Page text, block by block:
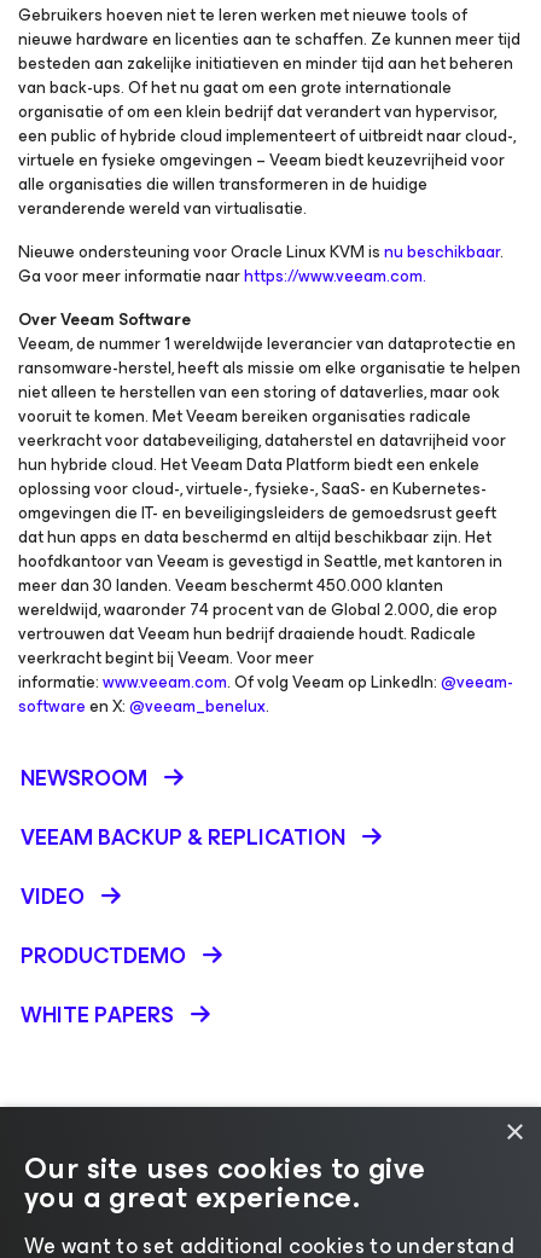
Gebruikers hoeven niet te leren werken met nieuwe tools of
nieuwe hardware en licenties aan te schaffen. Ze kunnen meer tijd
besteden aan zakelijke initiatieven en minder tijd aan het beheren
van back-ups. Of het nu gaat om een grote internationale
organisatie of om een klein bedrijf dat verandert van hypervisor,
een public of hybride cloud implementeert of uitbreidt naar cloud-,
virtuele en fysieke omgevingen – Veeam biedt keuzevrijheid voor
alle organisaties die willen transformeren in de huidige
veranderende wereld van virtualisatie.
Nieuwe ondersteuning voor Oracle Linux KVM isnu beschikbaar.
Ga voor meer informatie naarhttps://www.veeam.com.
Over Veeam Software
Veeam, de nummer 1 wereldwijde leverancier van dataprotectie en
ransomware-herstel, heeft als missie om elke organisatie te helpen
niet alleen te herstellen van een storing of dataverlies, maar ook
vooruit te komen. Met Veeam bereiken organisaties radicale
veerkracht voor databeveiliging, dataherstel en datavrijheid voor
hun hybride cloud. Het Veeam Data Platform biedt een enkele
oplossing voor cloud-, virtuele-, fysieke-, SaaS- en Kubernetes-
omgevingen die IT- en beveiligingsleiders de gemoedsrust geeft
dat hun apps en data beschermd en altijd beschikbaar zijn. Het
hoofdkantoor van Veeam is gevestigd in Seattle, met kantoren in
meer dan 30 landen. Veeam beschermt 450.000 klanten
wereldwijd, waaronder 74 procent van de Global 2.000, die erop
vertrouwen dat Veeam hun bedrijf draaiende houdt. Radicale
veerkracht begint bij Veeam. Voor meer
informatie:www.veeam.com. Of volg Veeam op LinkedIn:@veeam-
softwareen X:@veeam_benelux.
NEWSROOM
VEEAM BACKUP &REPLICATION
VIDEO
PRODUCTDEMO
WHITE PAPERS
Andere taal selecteren
×
Our site uses cookies to give
you a great experience.
We want to set additional cookies to understand